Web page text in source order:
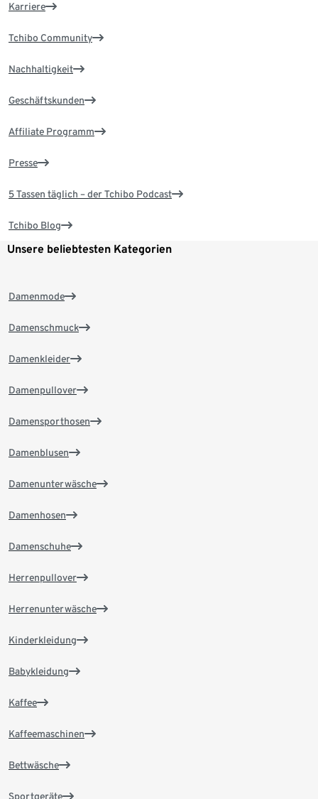
Karriere
Tchibo Community
Nachhaltigkeit
Geschäftskunden
Affiliate Programm
Presse
5 Tassen täglich – der Tchibo Podcast
Tchibo Blog
Unsere beliebtesten Kategorien
Damenmode
Damenschmuck
Damenkleider
Damenpullover
Damensporthosen
Damenblusen
Damenunterwäsche
Damenhosen
Damenschuhe
Herrenpullover
Herrenunterwäsche
Kinderkleidung
Babykleidung
Kaffee
Kaffeemaschinen
Bettwäsche
Sportgeräte